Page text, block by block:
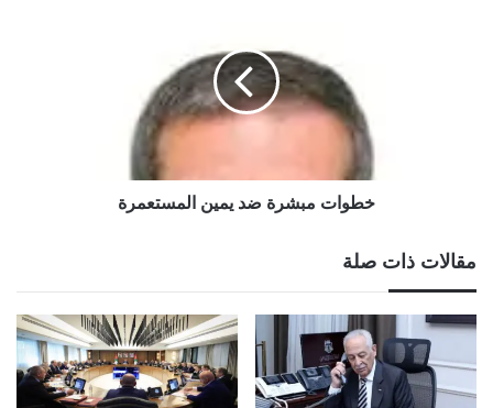
خطوات مبشرة ضد يمين المستعمرة
مقالات ذات صلة